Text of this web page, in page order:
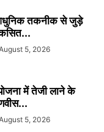
तकनीक से जुड़े
5, 2026
में तेजी लाने के
5, 2026